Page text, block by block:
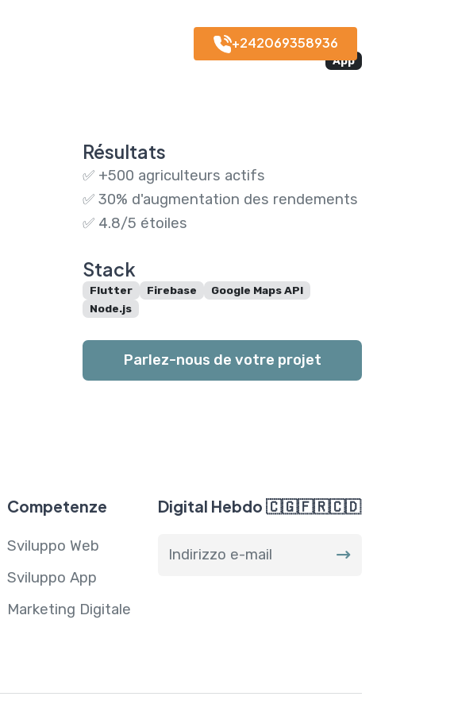
+242069358936
App
Résultats
✅ +500 agriculteurs actifs
✅ 30% d'augmentation des rendements
✅ 4.8/5 étoiles
Stack
Flutter Firebase
Google Maps API
Node.js
Parlez-nous de votre projet
Competenze
Sviluppo Web
Sviluppo App
Marketing Digitale
Digital Hebdo 🇨🇬🇫🇷🇨🇩